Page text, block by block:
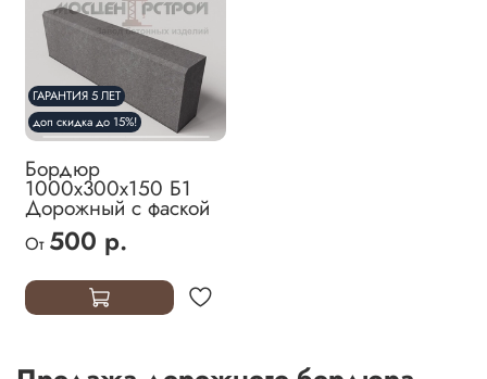
ГАРАНТИЯ 5 ЛЕТ
доп скидка до 15%!
Бордюр
1000х300х150 Б1
Дорожный с фаской
От 500 р.